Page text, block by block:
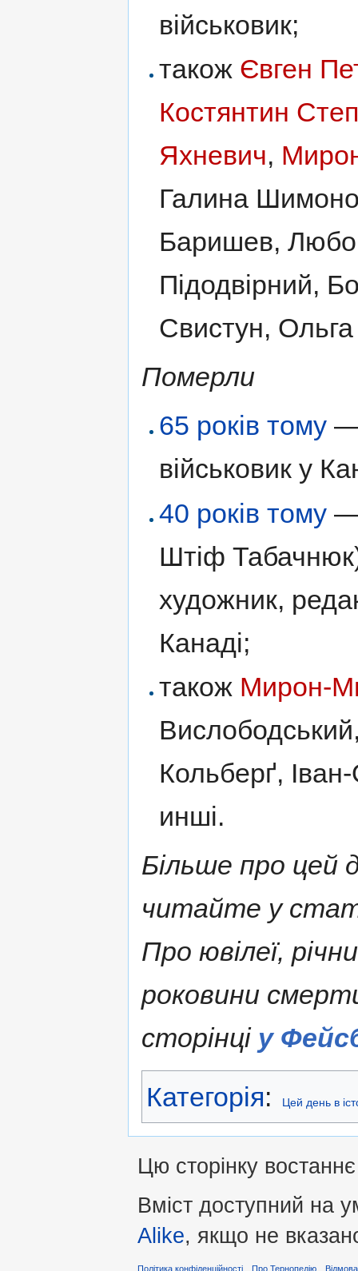
військовик;
також Євген
Костянтин
Яхневич,
Галина
Баришев,
Підодвірний,
Свистун,
Померли
65 років тому
військовик у
40 років тому
Штіф
художник,
Канаді;
також Мирон-
Кольберґ,
инші.
Більше про цей
читайте у
Про ювілеї,
роковини
сторінці у
Категорія: Цей день в
Цю сторінку
Вміст доступний на
Alike, якщо не
Політика конфіденційності Про Тернопедію Відмова